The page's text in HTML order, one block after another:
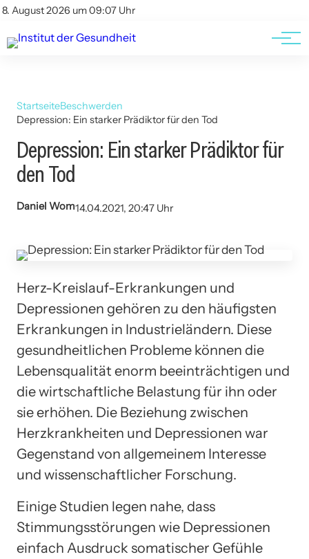
8. August 2026 um 09:07 Uhr
Kontakt
Kontakt
AGBs
StartseiteBeschwerden
Depression: Ein starker Prädiktor für den Tod
Depression: Ein starker Prädiktor für
den Tod
Daniel Wom14.04.2021, 20:47 Uhr
Herz-Kreislauf-Erkrankungen und
Depressionen gehören zu den häufigsten
Erkrankungen in Industrieländern. Diese
gesundheitlichen Probleme können die
Lebensqualität enorm beeinträchtigen und
die wirtschaftliche Belastung für ihn oder
sie erhöhen. Die Beziehung zwischen
Herzkrankheiten und Depressionen war
Gegenstand von allgemeinem Interesse
und wissenschaftlicher Forschung.
Einige Studien legen nahe, dass
Stimmungsstörungen wie Depressionen
einfach Ausdruck somatischer Gefühle